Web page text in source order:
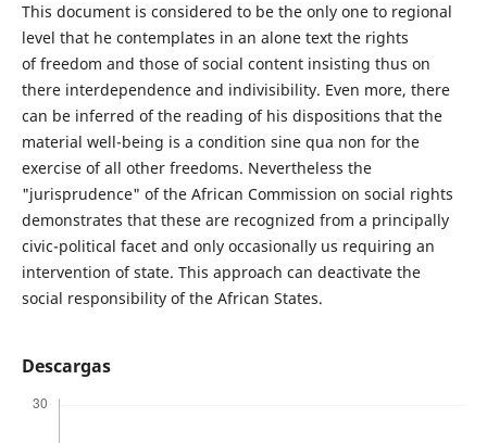
This document is considered to be the only one to regional
level that he contemplates in an alone text the rights
of freedom and those of social content insisting thus on
there interdependence and indivisibility. Even more, there
can be inferred of the reading of his dispositions that the
material well-­being is a condition sine qua non for the
exercise of all other freedoms. Nevertheless the
"jurisprudence" of the African Commission on social rights
demonstrates that these are recognized from a principally
civic-­political facet and only occasionally us requiring an
intervention of state. This approach can deactivate the
social responsibility of the African States.
Descargas